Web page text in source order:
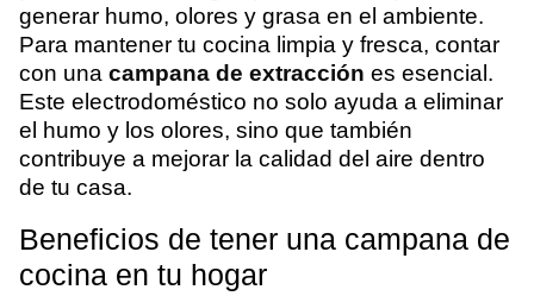
generar humo, olores y grasa en el ambiente.
Para mantener tu cocina limpia y fresca, contar
con una campana de extracción es esencial.
Este electrodoméstico no solo ayuda a eliminar
el humo y los olores, sino que también
contribuye a mejorar la calidad del aire dentro
de tu casa.
Beneficios de tener una campana de
cocina en tu hogar